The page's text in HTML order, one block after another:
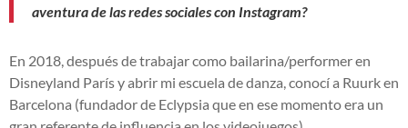
aventura de las redes sociales con Instagram?
En 2018, después de trabajar como bailarina/performer en
Disneyland París y abrir mi escuela de danza, conocí a Ruurk en
Barcelona (fundador de Eclypsia que en ese momento era un